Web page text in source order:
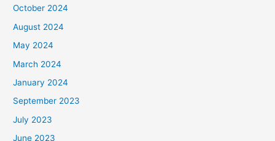
October 2024
August 2024
May 2024
March 2024
January 2024
September 2023
July 2023
June 2023